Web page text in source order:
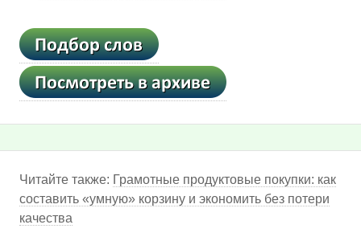
Читайте также: Грамотные продуктовые покупки: как
составить «умную» корзину и экономить без потери
качества